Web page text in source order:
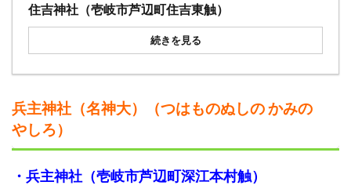
住吉神社（壱岐市芦辺町住吉東触）
続きを見る
兵主神社（名神大）（つはものぬしの かみの
やしろ）
・兵主神社（壱岐市芦辺町深江本村触）